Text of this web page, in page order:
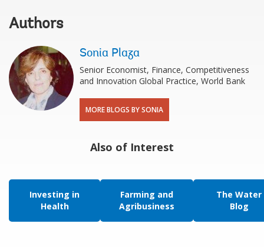
Authors
Sonia Plaza
Senior Economist, Finance, Competitiveness
and Innovation Global Practice, World Bank
MORE BLOGS BY SONIA
Also of Interest
Investing in
Health
Farming and
Agribusiness
The Water
Blog